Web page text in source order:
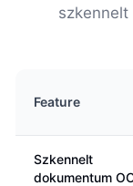
Feature
Szkennelt
dokumentum